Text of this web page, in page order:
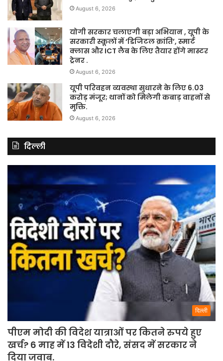
August 6, 2026
योगी सरकार चलाएगी बड़ा अभियान , यूपी के
सरकारी स्कूलों में ‘डिजिटल क्रांति’, स्मार्ट
क्लास और ICT लैब के लिए तैयार होंगे मास्टर
ट्रेनर .
August 6, 2026
यूपी परिवहन व्यवस्था सुधारने के लिए 6.03
करोड़ मंजूर; थानों को मिलेगी कबाड़ वाहनों से
मुक्ति.
August 6, 2026
दिल्ली
दिल्ली
पीएम मोदी की विदेश यात्राओं पर कितने रुपये हुए
खर्च? 6 माह में 13 विदेशी दौरे, संसद में सरकार ने
दिया जवाब.